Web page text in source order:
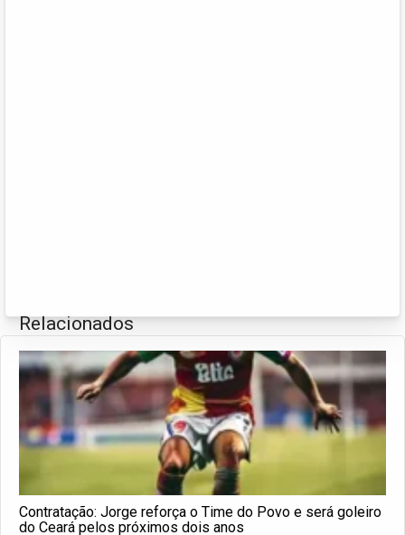
Relacionados
Contratação: Jorge reforça o Time do Povo e será goleiro
do Ceará pelos próximos dois anos